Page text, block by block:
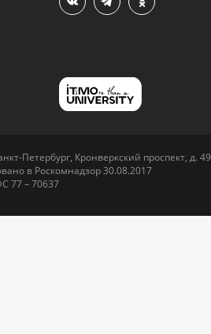
Петербург, Кронверкский проспект, д. 49
в Роскомнадзор 30.08.2017
77 – 70637